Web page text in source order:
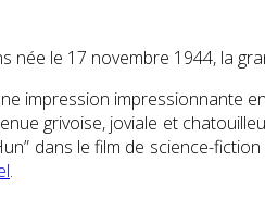
née le 17 novembre 1944, la
impression impressionnante
grivoise, joviale et
dans le film de science-
.